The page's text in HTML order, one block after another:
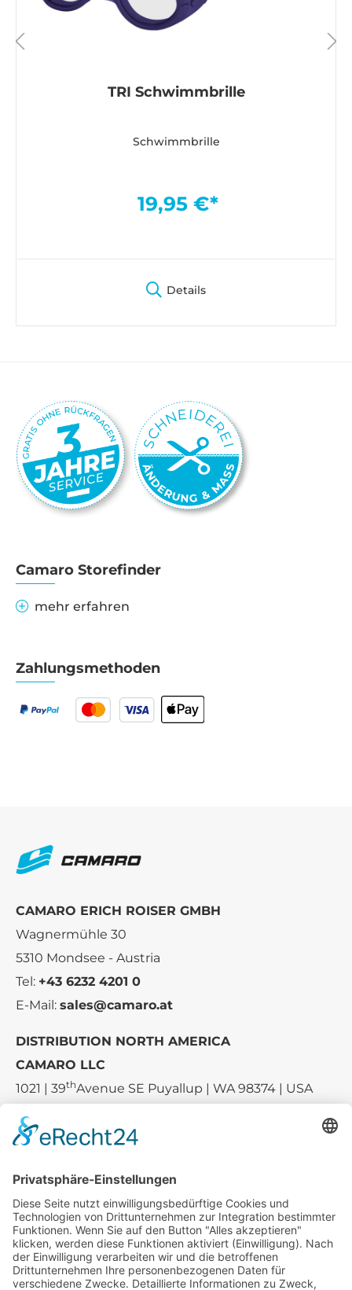
TRI Schwimmbrille
Schwimmbrille
19,95 €*
Details
Camaro Storefinder
mehr erfahren
Zahlungsmethoden
CAMARO ERICH ROISER GMBH
Wagnermühle 30
5310 Mondsee - Austria
Tel: +43 6232 4201 0
E-Mail: sales@camaro.at
DISTRIBUTION NORTH AMERICA
CAMARO LLC
1021 | 39thAvenue SE Puyallup | WA 98374 | USA
Tel.:+1 253-867-57 35
Unternehmen
Service
Media